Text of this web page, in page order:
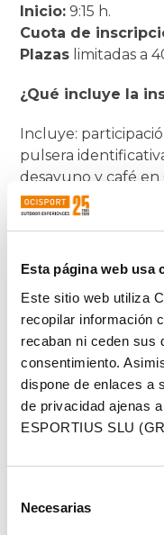
Esta página web usa
Este sitio web utiliza
recopilar información
recaban ni ceden sus
consentimiento.
dispone de enlaces a
de privacidad ajenas
ESPORTIUS SLU
Necesarias
Inicio: 9:15 h.
Cuota de
Plazas limitadas a
¿Qué incluye la
Incluye:
pulsera
desayuno y café en
2026, obsequio del
25 km/h con
subidas y
* Se permite la
Recorrido:60 km
Puntos de
km 11 Alt de les
km 32 Castellar —>
incluye la opción